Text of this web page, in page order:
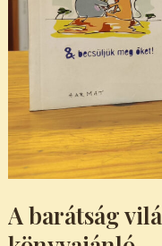
A barátság